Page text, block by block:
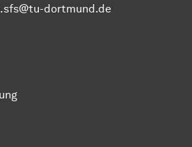
dortmund.de